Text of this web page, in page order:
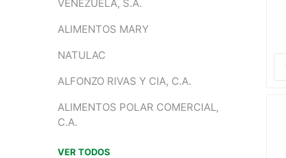
VENEZUELA, S.A.
ALIMENTOS MARY
NATULAC
ALFONZO RIVAS Y CIA, C.A.
ALIMENTOS POLAR COMERCIAL,
C.A.
VER TODOS